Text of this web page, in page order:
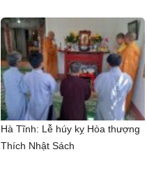
Hà Tĩnh: Lễ húy kỵ Hòa thượng
Thích Nhật Sách